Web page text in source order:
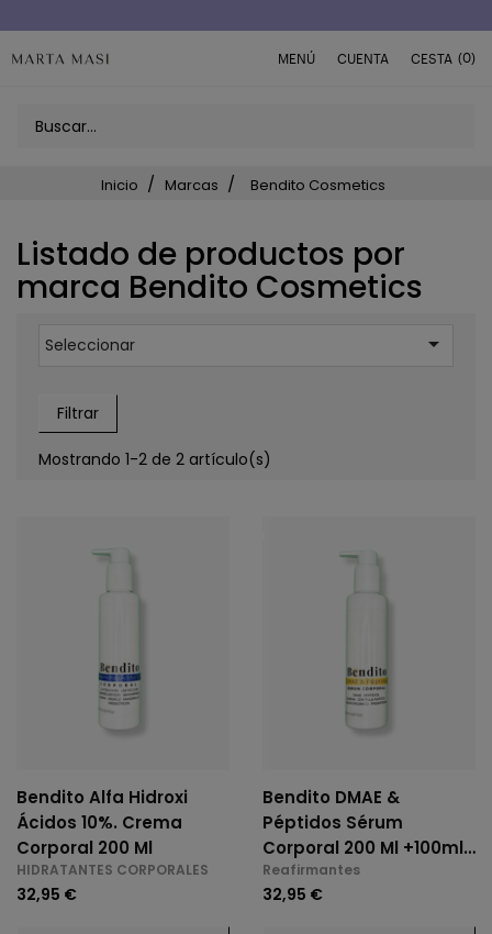
MENÚ CUENTA CESTA (0)
Inicio Marcas Bendito Cosmetics
Listado de productos por
marca Bendito Cosmetics
Seleccionar 
Filtrar
Mostrando 1-2 de 2 artículo(s)
Bendito Alfa Hidroxi
Ácidos 10%. Crema
Corporal 200 Ml
HIDRATANTES CORPORALES
32,95 €
Bendito DMAE &
Péptidos Sérum
Corporal 200 Ml +100ml
GRATIS
Reafirmantes
32,95 €